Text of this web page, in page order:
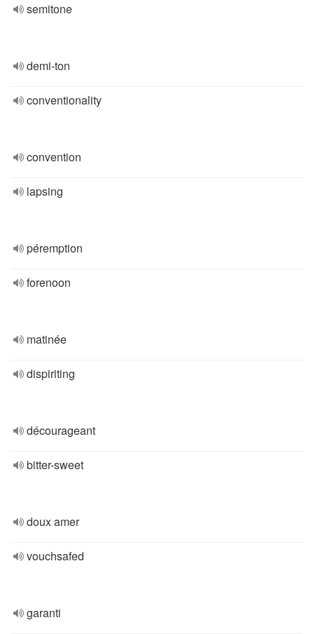
semitone
demi-ton
conventionality
convention
lapsing
péremption
forenoon
matinée
dispiriting
décourageant
bitter-sweet
doux amer
vouchsafed
garanti